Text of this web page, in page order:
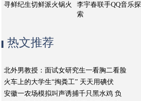
寻鲜纪生切鲜派火锅火
李宇春联手QQ音乐探
索
热文推荐
北外男教授：面试女研究生一看胸二看脸
火车上的大学生“掏粪工” 天天用碘伏
安徽一农场模拟叫声诱捕千只黑水鸡 负